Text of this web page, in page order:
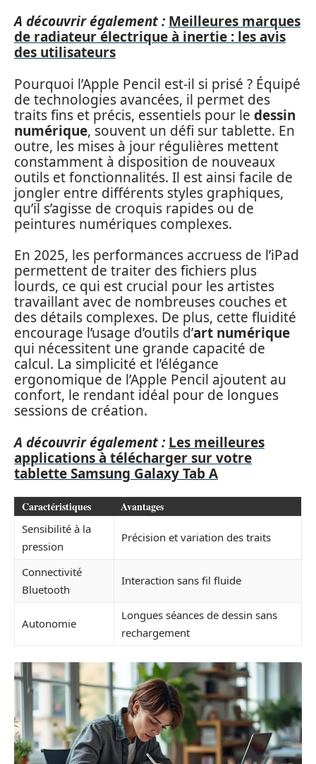
A découvrir également : Meilleures marques
de radiateur électrique à inertie : les avis
des utilisateurs
Pourquoi l’Apple Pencil est-il si prisé ? Équipé
de technologies avancées, il permet des
traits fins et précis, essentiels pour le dessin
numérique, souvent un défi sur tablette. En
outre, les mises à jour régulières mettent
constamment à disposition de nouveaux
outils et fonctionnalités. Il est ainsi facile de
jongler entre différents styles graphiques,
qu’il s’agisse de croquis rapides ou de
peintures numériques complexes.
En 2025, les performances accruess de l’iPad
permettent de traiter des fichiers plus
lourds, ce qui est crucial pour les artistes
travaillant avec de nombreuses couches et
des détails complexes. De plus, cette fluidité
encourage l’usage d’outils d’art numérique
qui nécessitent une grande capacité de
calcul. La simplicité et l’élégance
ergonomique de l’Apple Pencil ajoutent au
confort, le rendant idéal pour de longues
sessions de création.
A découvrir également : Les meilleures
applications à télécharger sur votre
tablette Samsung Galaxy Tab A
Caractéristiques Avantages
Sensibilité à la
pression
Précision et variation des traits
Connectivité
Bluetooth
Interaction sans fil fluide
Autonomie
Longues séances de dessin sans
rechargement